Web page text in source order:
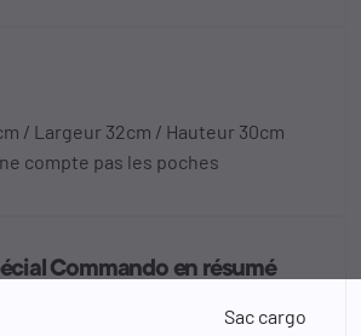
/ Largeur 32cm / Hauteur 30cm
compte pas les poches
Commando en résumé
Sac cargo